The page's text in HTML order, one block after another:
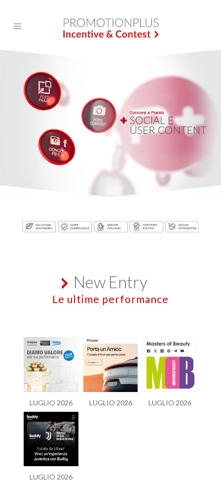
New Entry
Servizi
New Entry
Le ultime performance
LUGLIO 2026 LUGLIO 2026 LUGLIO 2026
LUGLIO 2026